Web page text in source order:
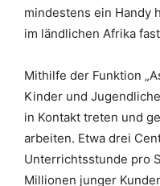
mindestens ein Handy
im ländlichen Afrika
Mithilfe der Funktion
Kinder und
in Kontakt treten und
arbeiten. Etwa drei
Unterrichtsstunde pro
Millionen junger